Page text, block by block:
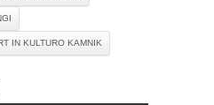
IN KULTURO KAMNIK